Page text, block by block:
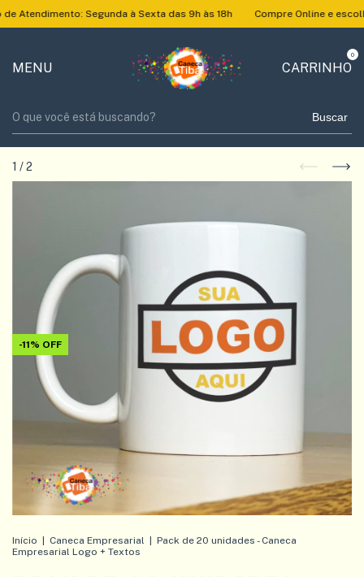
Atendimento: Segunda à Sexta das 9h às 18h Compre Online e
MENU CARRINHO
0
Buscar
1 /2
-11% OFF
Início | Caneca Empresarial | Pack de 20 unidades - Caneca
Empresarial Logo + Textos